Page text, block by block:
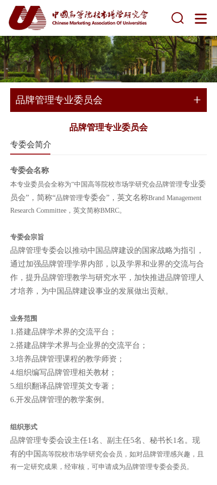
品牌管理专业委员会
品牌管理专业委员会
专委会简介
专委会名称
本专业委员会全称为“中国高等院校市场学研究会品牌管理专业委
员会”，简称“品牌管理专委会”，英文名称Brand Management
Research Committee，英文简称BMRC。
专委会宗旨
品牌管理专委会以推动中国品牌建设的国家战略为指引，
通过加强品牌管理学界内部，以及学界和业界的交流与合
作，提升品牌管理教学与研究水平，加快推进品牌管理人
才培养，为中国品牌建设事业的发展做出贡献。
业务范围
1.搭建品牌学术界的交流平台；
2.搭建品牌学术界与企业界的交流平台；
3.培养品牌管理课程的教学师资；
4.组织编写品牌管理相关教材；
5.组织翻译品牌管理英文专著；
6.开发品牌管理的教学案例。
组织形式
品牌管理专委会设主任1名、副主任5名、秘书长1名。现
有的中国 高等院校市场学研究会会员，如对品牌管理感兴趣，且
有一定研究成果，经审核，可申请成为品牌管理专委会委员。